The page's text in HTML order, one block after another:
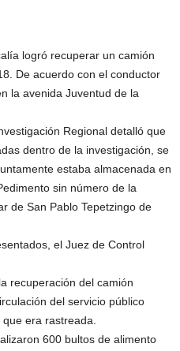
logró recuperar un camión
De acuerdo con el conductor
la avenida Juventud de la
Regional detalló que
dentro de la investigación, se
estaba almacenada en
sin número de la
de San Pablo Tepetzingo de
el Juez de Control
recuperación del camión
del servicio público
era rastreada.
600 bultos de alimento